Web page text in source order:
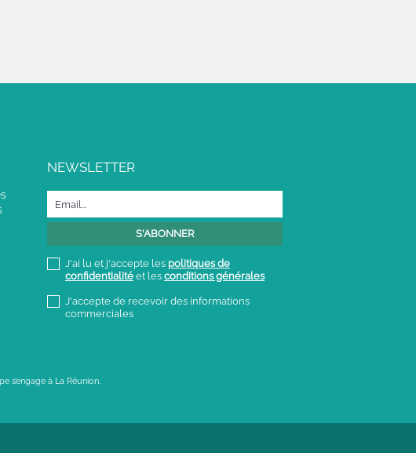
NEWSLETTER
J'ai lu et j'accepte les politiques de
confidentialitéet les conditions générales
J'accepte de recevoir des informations
commerciales
s’engage à La Réunion.